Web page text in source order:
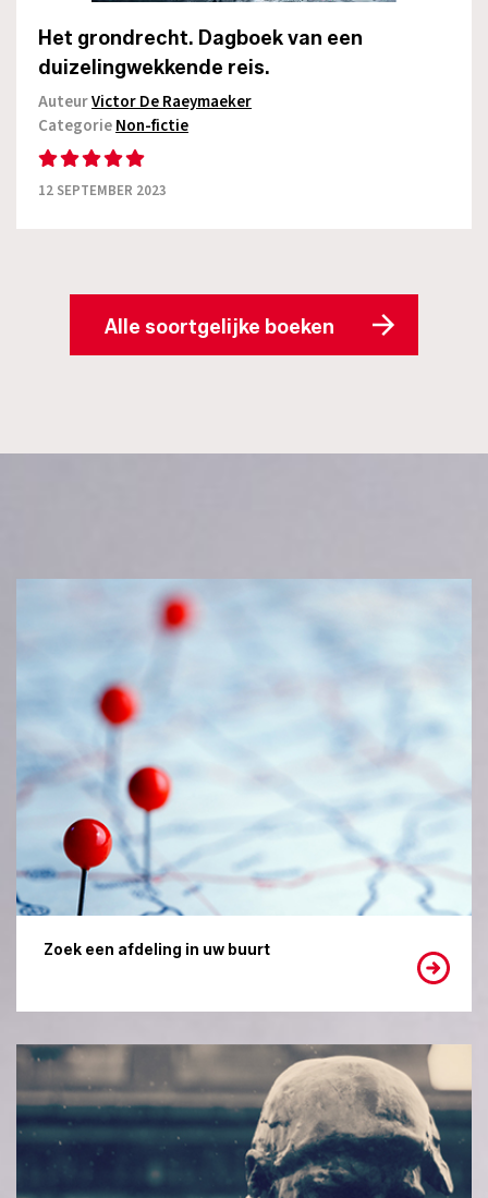
Het grondrecht. Dagboek van een
duizelingwekkende reis.
AuteurVictor De Raeymaeker
CategorieNon-fictie
12 SEPTEMBER 2023
Alle soortgelijke boeken
Zoek een afdeling in uw buurt